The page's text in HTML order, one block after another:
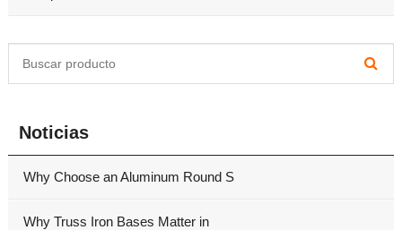
Noticias
Why Choose an Aluminum Round S
Why Truss Iron Bases Matter in